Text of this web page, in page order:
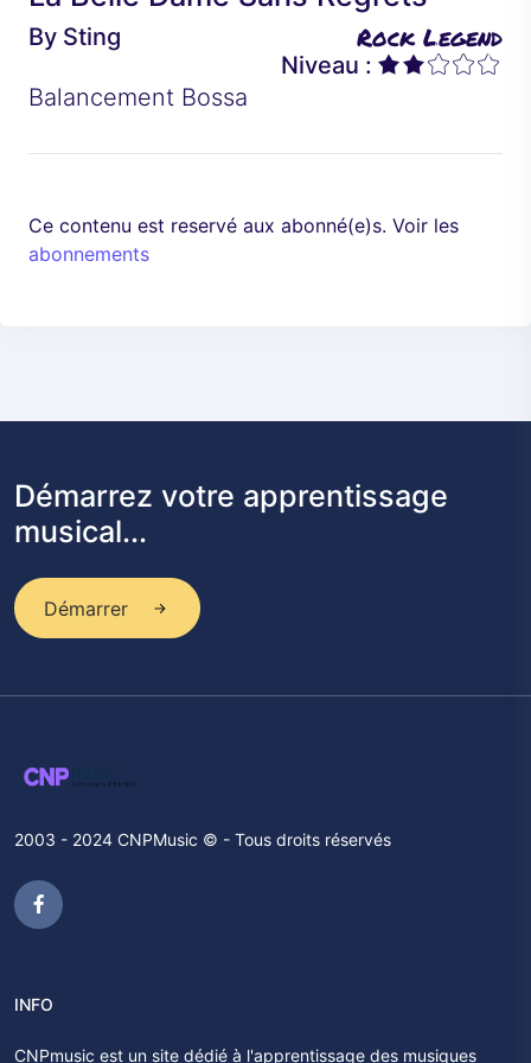
n
t
d
e
By Sting Rock Legend
Niveau :
Balancement Bossa
Ce contenu est reservé aux abonné(e)s. Voir les
abonnements
Démarrez votre apprentissage
musical...
Démarrer
2003 - 2024 CNPMusic © - Tous droits réservés
INFO
CNPmusic est un site dédié à l'apprentissage des musiques